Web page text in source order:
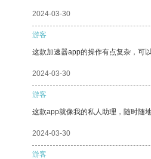
2024-03-30
游客
这款加速器app的操作有点复杂，可
2024-03-30
游客
这款app就像我的私人助理，随时随
2024-03-30
游客